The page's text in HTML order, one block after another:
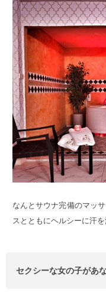
なんとサウナ完備のマッ
スとともにヘルシーに汗を
セクシーな女の子があ